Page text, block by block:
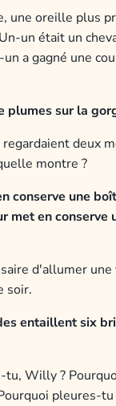
une oreille plus
un était un
a gagné une
plumes sur la
deux
montre ?
conserve une
met en conserve
d'allumer
soir.
entaillent six
tu, Willy ?
pleures-